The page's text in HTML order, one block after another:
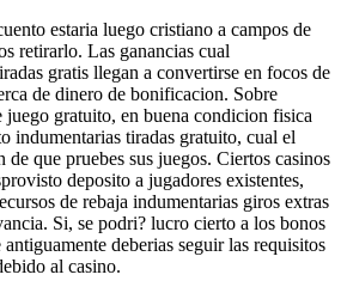
estaria luego cristiano a campos de
retirarlo. Las ganancias cual
gratis llegan a convertirse en focos de
de dinero de bonificacion. Sobre
juego gratuito, en buena condicion fisica
indumentarias tiradas gratuito, cual el
que pruebes sus juegos. Ciertos casinos
deposito a jugadores existentes,
de rebaja indumentarias giros extras
Si, se podri? lucro cierto a los bonos
deberias seguir las requisitos
al casino.